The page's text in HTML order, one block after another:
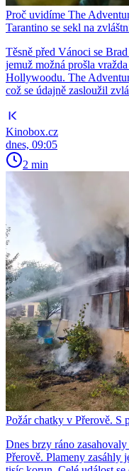
Proč uvidíme The
Tarantino se sekl na
Těsně před Vánoci se
jemuž možná prošla
Hollywoodu. The
což se údajně zasloužil
Kinobox.cz
dnes, 09:05
2 min
Požár chatky v Přerově. S
Dnes brzy ráno
Přerově. Plameny zasáhly